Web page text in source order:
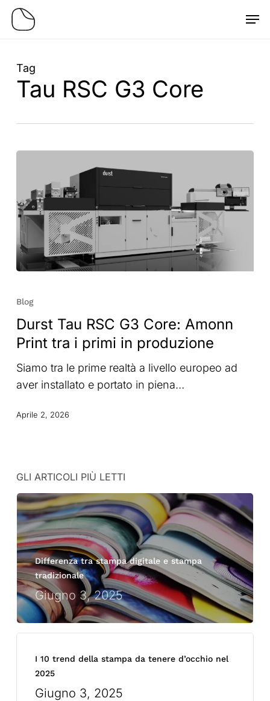
Skip
Tag
Tau RSC G3 Core
Tau
G3
Core:
Amonn
Print
i
Blog
Durst Tau RSC G3 Core: Amonn
Print tra i primi in produzione
Siamo tra le prime realtà a livello europeo ad
aver installato e portato in piena…
Aprile 2, 2026
GLI ARTICOLI PIÙ LETTI
Differenza tra stampa digitale e stampa
tradizionale
Giugno 3, 2025
I 10 trend della stampa da tenere d’occhio nel
2025
Giugno 3, 2025